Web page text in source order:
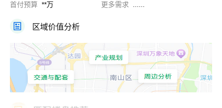
首付预算 **万 更多需求
区域价值分析